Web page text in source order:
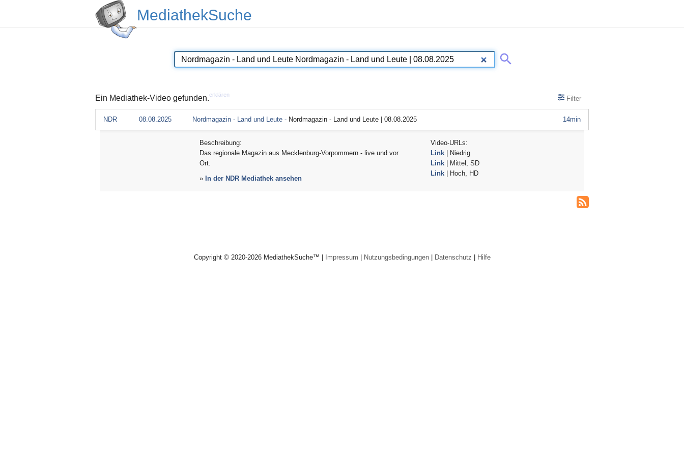
MediathekSuche
Ein Mediathek-Video gefunden.erklären Filter
14min
NDR 08.08.2025 Nordmagazin - Land und Leute - Nordmagazin - Land und Leute | 08.08.2025
Beschreibung:
Das regionale Magazin aus Mecklenburg-Vorpommern - live und vor
Ort.
» In der NDR Mediathek ansehen
Video-URLs:
Link| Niedrig
Link| Mittel, SD
Link| Hoch, HD
Copyright © 2020-2026 MediathekSuche™ | Impressum | Nutzungsbedingungen| Datenschutz | Hilfe